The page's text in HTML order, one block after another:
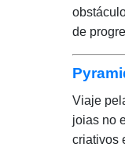
de
Viaje
joias no
criativos